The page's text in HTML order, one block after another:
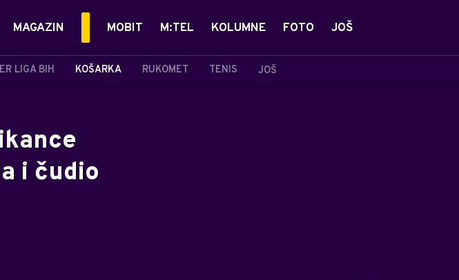
LIGA BIH KOŠARKA RUKOMET TENIS JOŠ
MAGAZIN MOBIT M:TEL KOLUMNE FOTO JOŠ
i čudio